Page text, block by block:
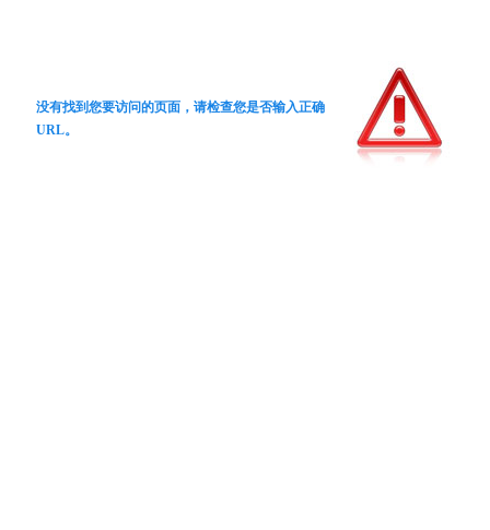
没有找到您要访问的页面，请检查您是否输入正确
URL。